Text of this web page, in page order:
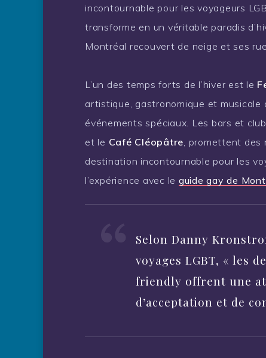
incontournable pour les voyageurs
transforme en un véritable paradis
Montréal recouvert de neige et ses
L’un des temps forts de l’hiver est le
artistique, gastronomique et musicale
événements spéciaux. Les bars et
et le Café Cléopâtre , promettent
destination incontournable pour les
l’expérience avec le guide gay de
Selon Danny
voyages LGBT, « les
friendly offrent une
d’acceptation et de